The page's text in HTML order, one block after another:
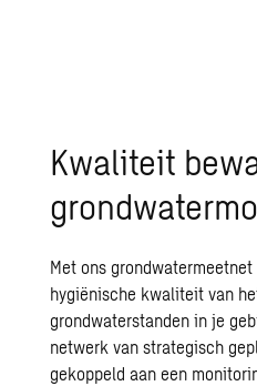
Kwaliteit
Met ons
hygiënische kwaliteit van
grondwaterstanden in je
netwerk van strategisch
gekoppeld aan een